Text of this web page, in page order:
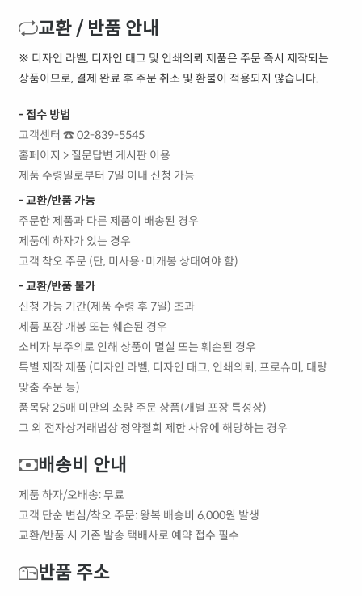
교환 / 반품 안내
※ 디자인 라벨, 디자인 태그 및 인쇄의뢰 제품은 주문 즉시 제작되는
상품이므로, 결제 완료 후 주문 취소 및 환불이 적용되지 않습니다.
- 접수 방법
고객센터 ☎ 02-839-5545
홈페이지 > 질문답변 게시판 이용
제품 수령일로부터 7일 이내 신청 가능
- 교환/반품 가능
주문한 제품과 다른 제품이 배송된 경우
제품에 하자가 있는 경우
고객 착오 주문 (단, 미사용·미개봉 상태여야 함)
- 교환/반품 불가
신청 가능 기간(제품 수령 후 7일) 초과
제품 포장 개봉 또는 훼손된 경우
소비자 부주의로 인해 상품이 멸실 또는 훼손된 경우
특별 제작 제품 (디자인 라벨, 디자인 태그, 인쇄의뢰, 프로슈머, 대량
맞춤 주문 등)
품목당 25매 미만의 소량 주문 상품(개별 포장 특성상)
그 외 전자상거래법상 청약철회 제한 사유에 해당하는 경우
배송비 안내
제품 하자/오배송: 무료
고객 단순 변심/착오 주문: 왕복 배송비 6,000원 발생
교환/반품 시 기존 발송 택배사로 예약 접수 필수
반품 주소